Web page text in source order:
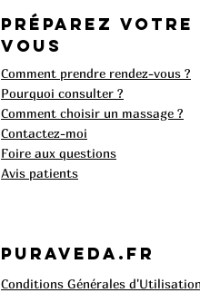
Préparez votre
vous
Comment prendre rendez-vous ?
Pourquoi consulter ?
Comment choisir un massage ?
Contactez-moi
Foire aux questions​
Avis patients
Puraveda.fr
Conditions Générales d'Utilisation